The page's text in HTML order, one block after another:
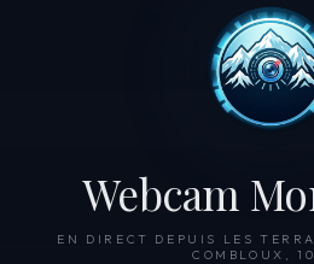
Webcam
EN DIRECT DEPUIS LES
COMBLOUX,